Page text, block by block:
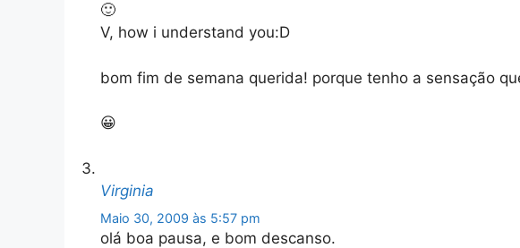
🙂
V, how i understand you:D
bom fim de semana querida! porque tenho a sensação
😀
Virginia
Maio 30, 2009 às 5:57 pm
olá boa pausa, e bom descanso.